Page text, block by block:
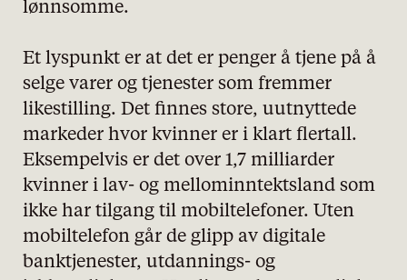
lønnsomme.
Et lyspunkt er at det er penger å tjene på å
selge varer og tjenester som fremmer
likestilling. Det finnes store, uutnyttede
markeder hvor kvinner er i klart flertall.
Eksempelvis er det over 1,7 milliarder
kvinner i lav- og mellominntektsland som
ikke har tilgang til mobiltelefoner. Uten
mobiltelefon går de glipp av digitale
banktjenester, utdannings- og